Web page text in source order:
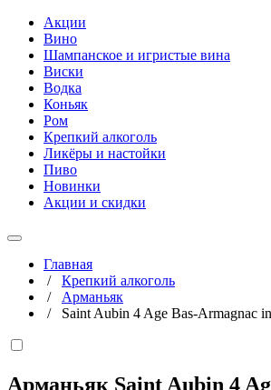
Акции
Вино
Шампанское и игристые вина
Виски
Водка
Коньяк
Ром
Крепкий алкоголь
Ликёры и настойки
Пиво
Новинки
Акции и скидки
Главная
/ Крепкий алкоголь
/ Арманьяк
/ Saint Aubin 4 Age Bas-Armagnac
Арманьяк Saint Aubin 4